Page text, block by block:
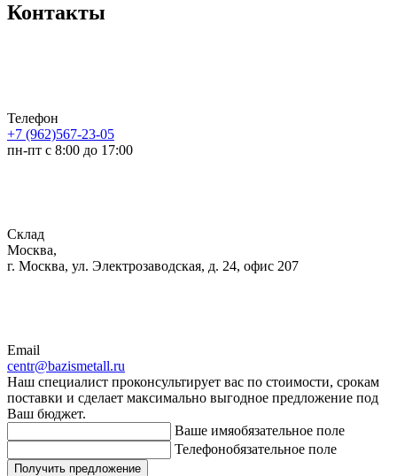
Контакты
Телефон
+7 (962)567-23-05
пн-пт с 8:00 до 17:00
Склад
Москва,
г. Москва, ул. Электрозаводская, д. 24, офис 207
Email
centr@bazismetall.ru
Наш специалист проконсультирует вас по стоимости, срокам
поставки и сделает максимально выгодное предложение под
Ваш бюджет.
Ваше имяобязательное поле
Телефонобязательное поле
Получить предложение